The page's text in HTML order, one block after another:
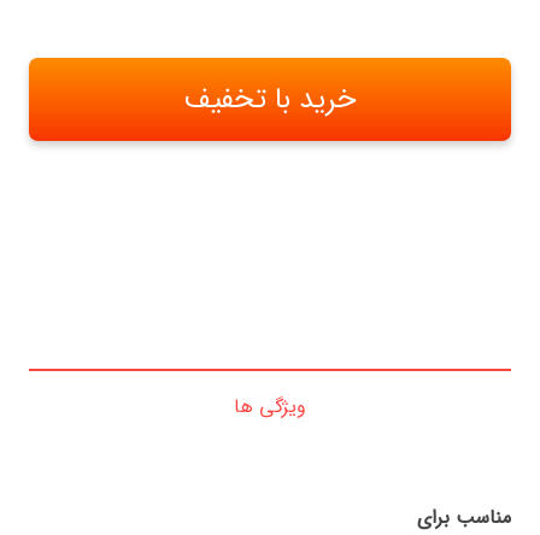
خرید با تخفیف
ویژگی ها
مناسب برای